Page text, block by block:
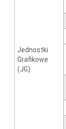
Jednostki
Grafikowe
(JG)